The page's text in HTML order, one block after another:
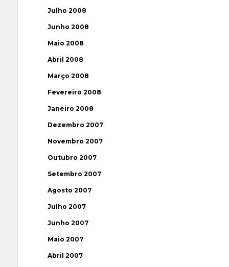
Julho 2008
Junho 2008
Maio 2008
Abril 2008
Março 2008
Fevereiro 2008
Janeiro 2008
Dezembro 2007
Novembro 2007
Outubro 2007
Setembro 2007
Agosto 2007
Julho 2007
Junho 2007
Maio 2007
Abril 2007